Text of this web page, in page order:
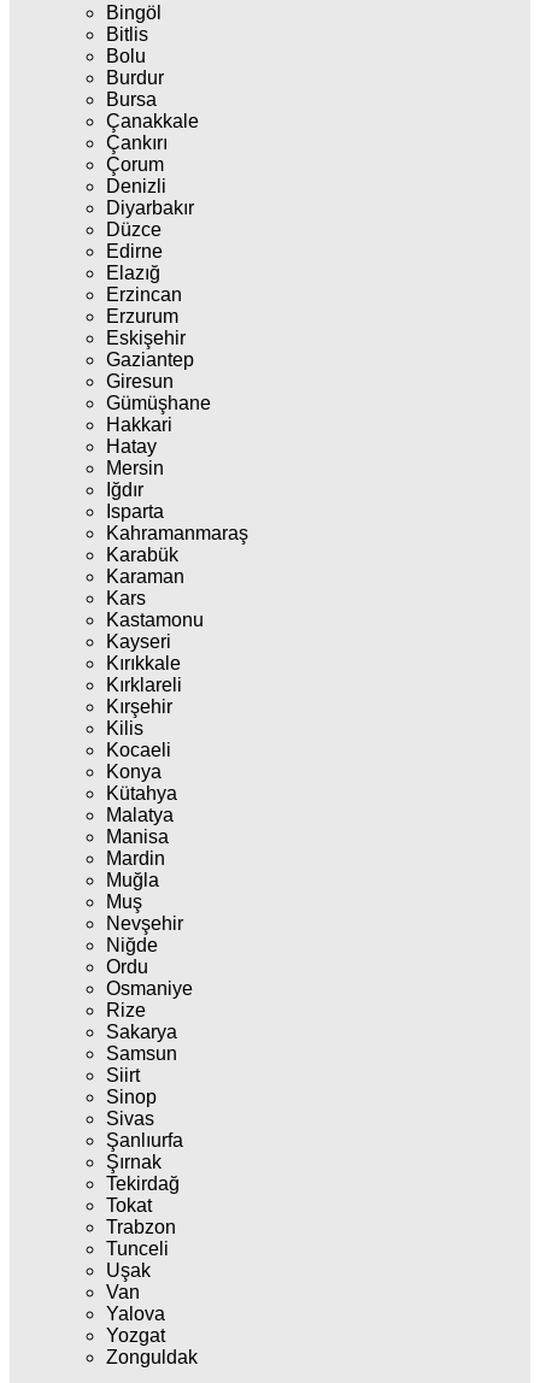
Bingöl
Bitlis
Bolu
Burdur
Bursa
Çanakkale
Çankırı
Çorum
Denizli
Diyarbakır
Düzce
Edirne
Elazığ
Erzincan
Erzurum
Eskişehir
Gaziantep
Giresun
Gümüşhane
Hakkari
Hatay
Mersin
Iğdır
Isparta
Kahramanmaraş
Karabük
Karaman
Kars
Kastamonu
Kayseri
Kırıkkale
Kırklareli
Kırşehir
Kilis
Kocaeli
Konya
Kütahya
Malatya
Manisa
Mardin
Muğla
Muş
Nevşehir
Niğde
Ordu
Osmaniye
Rize
Sakarya
Samsun
Siirt
Sinop
Sivas
Şanlıurfa
Şırnak
Tekirdağ
Tokat
Trabzon
Tunceli
Uşak
Van
Yalova
Yozgat
Zonguldak